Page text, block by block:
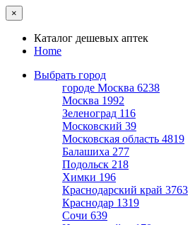
×
Каталог дешевых аптек
Home
Выбрать город
городе Москва 6238
Москва 1992
Зеленоград 116
Московский 39
Московская область 4819
Балашиха 277
Подольск 218
Химки 196
Краснодарский край 3763
Краснодар 1319
Сочи 639